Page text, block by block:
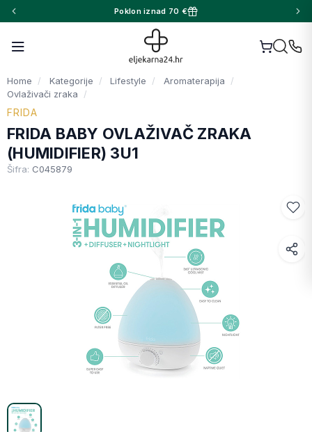
Poklon iznad 70 €
Home Kategorije Lifestyle
Aromaterapija
Ovlaživači zraka
FRIDA
FRIDA BABY OVLAŽIVAČ ZRAKA
(HUMIDIFIER) 3U1
Šifra: C045879
Facebook
WhatsApp
X (Twitter)
Kopiraj link